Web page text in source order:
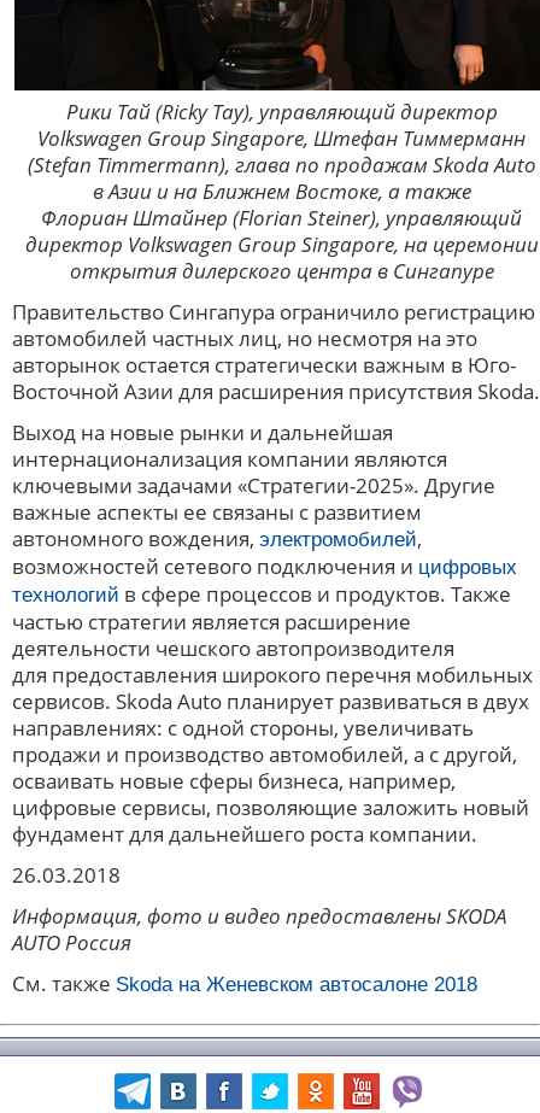
Рики Тай (Ricky Tay), управляющий директор
Volkswagen Group Singapore, Штефан Тиммерманн
(Stefan Timmermann), глава по продажам Skoda Auto
в Азии и на Ближнем Востоке, а также
Флориан Штайнер (Florian Steiner), управляющий
директор Volkswagen Group Singapore, на церемонии
открытия дилерского центра в Сингапуре
Правительство Сингапура ограничило регистрацию
автомобилей частных лиц, но несмотря на это
авторынок остается стратегически важным в Юго-
Восточной Азии для расширения присутствия Skoda.
Выход на новые рынки и дальнейшая
интернационализация компании являются
ключевыми задачами «Стратегии-2025». Другие
важные аспекты ее связаны с развитием
автономного вождения, электромобилей,
возможностей сетевого подключения и цифровых
технологий в сфере процессов и продуктов. Также
частью стратегии является расширение
деятельности чешского автопроизводителя
для предоставления широкого перечня мобильных
сервисов. Skoda Auto планирует развиваться в двух
направлениях: с одной стороны, увеличивать
продажи и производство автомобилей, а с другой,
осваивать новые сферы бизнеса, например,
цифровые сервисы, позволяющие заложить новый
фундамент для дальнейшего роста компании.
26.03.2018
Информация, фото и видео предоставлены SKODA
AUTO Россия
См. также Skoda на Женевском автосалоне 2018